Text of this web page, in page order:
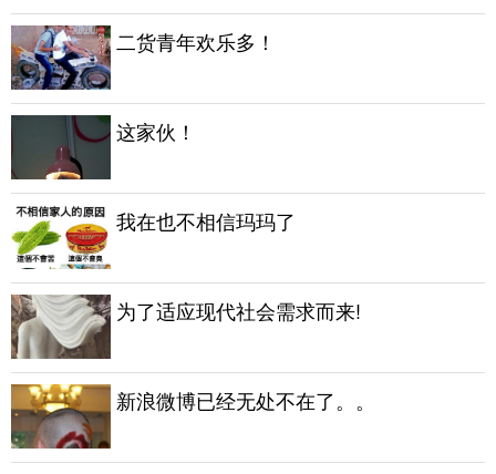
二货青年欢乐多！
这家伙！
我在也不相信玛玛了
为了适应现代社会需求而来!
新浪微博已经无处不在了。。